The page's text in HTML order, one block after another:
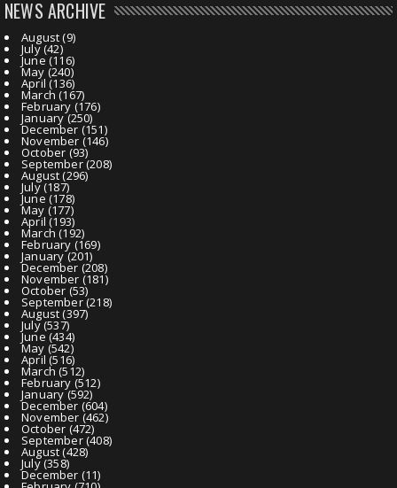
NEWS ARCHIVE
August(9)
July(42)
June(116)
May (240)
April (136)
March (167)
February (176)
January(250)
December (151)
November (146)
October (93)
September(208)
August(296)
July(187)
June(178)
May (177)
April (193)
March (192)
February (169)
January(201)
December (208)
November (181)
October (53)
September(218)
August(397)
July(537)
June(434)
May (542)
April (516)
March (512)
February (512)
January(592)
December (604)
November (462)
October (472)
September(408)
August(428)
July(358)
December (11)